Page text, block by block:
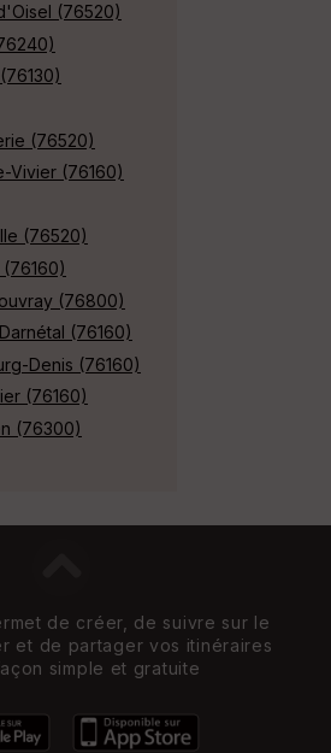
(76520)
(76520)
Vivier (76160)
(76520)
(76800)
(76160)
Denis (76160)
(76160)
(76300)
de créer, de suivre sur le
et de partager vos itinéraires
simple et gratuite